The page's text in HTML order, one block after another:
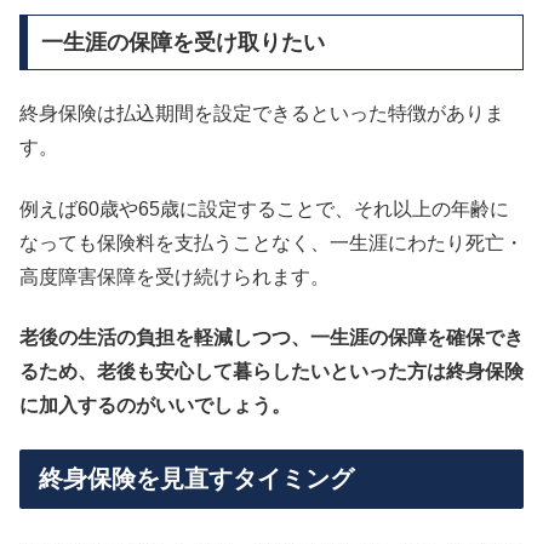
一生涯の保障を受け取りたい
終身保険は払込期間を設定できるといった特徴がありま
す。
例えば60歳や65歳に設定することで、それ以上の年齢に
なっても保険料を支払うことなく、一生涯にわたり死亡・
高度障害保障を受け続けられます。
老後の生活の負担を軽減しつつ、一生涯の保障を確保でき
るため、老後も安心して暮らしたいといった方は終身保険
に加入するのがいいでしょう。
終身保険を見直すタイミング